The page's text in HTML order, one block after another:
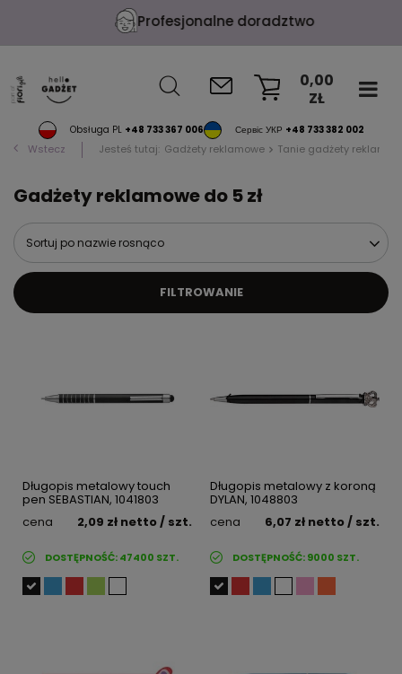
Profesjonalne doradztwo
Obsługa PL +48 733 367 006 Сервіс УКР +48 733 382 002
0,00
ZŁ
Wstecz Jesteś tutaj: Gadżety reklamowe Tanie gadżety
Gadżety reklamowe do 5 zł
Sortuj po nazwie rosnąco
FILTROWANIE
Długopis metalowy touch
pen SEBASTIAN, 1041803
cena
2,09 zł netto/ szt.
DOSTĘPNOŚĆ:47400 SZT.
Długopis metalowy z koroną
DYLAN, 1048803
cena
6,07 zł netto/ szt.
DOSTĘPNOŚĆ:9000 SZT.